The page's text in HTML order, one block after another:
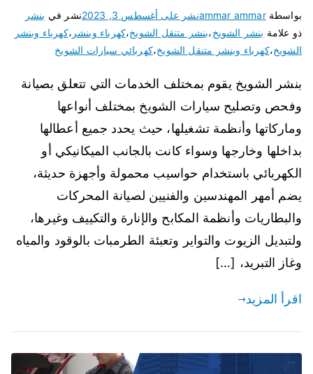
بواسطةammar ammarنشر على أغسطس 3, 2023 نشر في بنشر
ذو علامة بنشر الشويخ،بنشر متنقل الشويخ،كهرباء وبنشر ،كهرباء وبنشر
الشويخ،كهرباء وبنشر متنقل الشويخ،كهربائي سيارات الشويخ
بنشر الشويخ يقوم بمختلف الخدمات التي تتعلق بصيانة
وفحص وتصليح سيارات الشويخ بمختلف أنواعها
وماركاتها وأنظمة تشغيلها، حيث يحدد جميع أعطالها
بداخلها وخارجها وسواء كانت بالجانب الميكانيكي أو
الكهربائي باستخدام حواسيب محمولة وأجهزة حديثة،
يضم أمهر المهندسين والفنيين لصيانة المحركات
والبطاريات وأنظمة المكابح والإنارة والتكييف وغيرها،
ولتبديل الزيوت والتواير وتعبئة الطرمبات بالوقود والمياه
وغاز التبريد، […]
اقرأ المزيد